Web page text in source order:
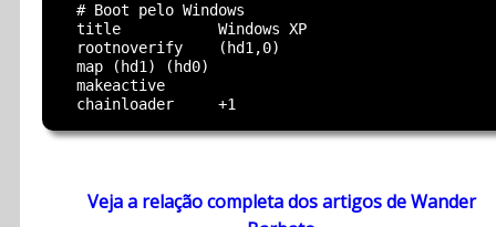
  # Boot pelo Windows
  title           Windows XP
  rootnoverify    (hd1,0)
  map (hd1) (hd0)
  makeactive
Veja a relação completa dos artigos de Wander